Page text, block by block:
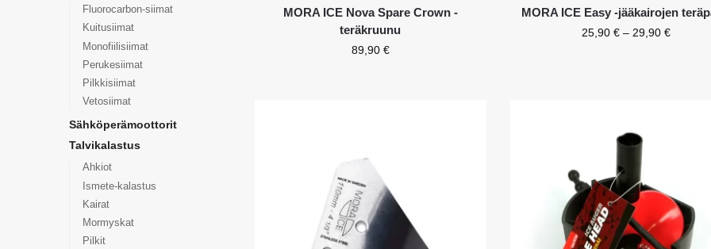
MORA ICE Nova Spare Crown -
teräkruunu
89,90 €
MORA ICE Easy -jääkairojen
25,90 € – 29,90 €
Fluorocarbon-siimat
Kuitusiimat
Monofiilisiimat
Perukesiimat
Pilkkisiimat
Vetosiimat
Sähköperämoottorit
Talvikalastus
Ahkiot
Ismete-kalastus
Kairat
Mormyskat
Pilkit